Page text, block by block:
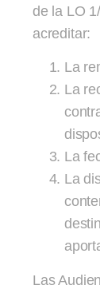
de la LO
acreditar:
La
La
La
La
Las